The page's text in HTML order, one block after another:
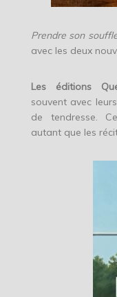
Prendre son
avec les deux
Les éditions
souvent avec
de tendresse.
autant que les